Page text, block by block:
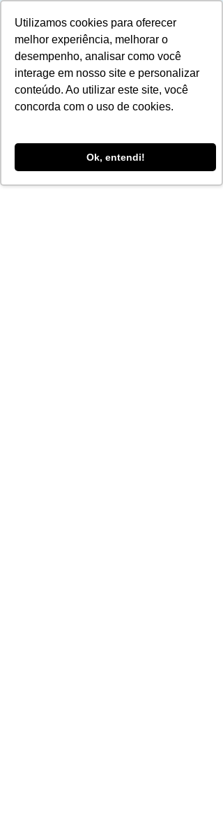
Utilizamos cookies para oferecer
melhor experiência, melhorar o
desempenho, analisar como você
interage em nosso site e personalizar
conteúdo. Ao utilizar este site, você
concorda com o uso de cookies.
Ok, entendi!